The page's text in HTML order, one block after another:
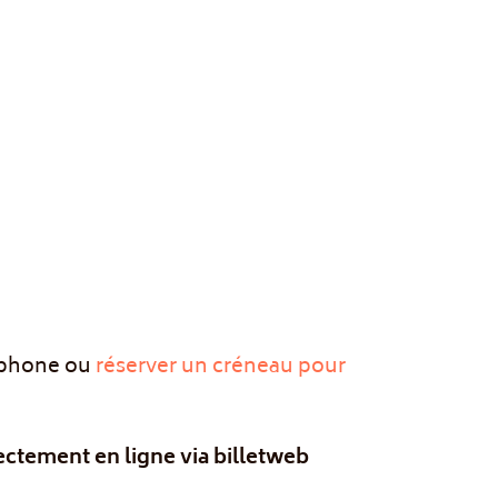
ou réserver un créneau pour
en ligne via billetweb